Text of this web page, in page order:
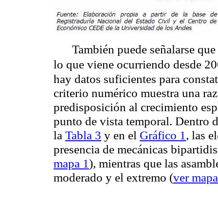
También puede señalarse
lo que viene ocurriendo desde
hay datos suficientes para
criterio numérico muestra una
predisposición al crecimiento
punto de vista temporal. Dentro
la Tabla 3 y en el Gráfico 1 , las
presencia de mecánicas
mapa 1), mientras que las
moderado y el extremo (ver